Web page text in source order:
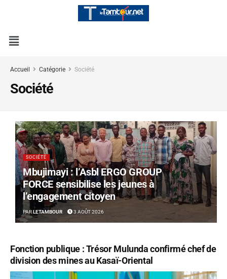
Accueil Catégorie Société
Société
SOCIÉTÉ
Mbujimayi : l’Asbl ERGO GROUP
FORCE sensibilise les jeunes à
l’engagement citoyen
PAR LETAMBOUR 3 AOÛT 2026
Fonction publique : Trésor Mulunda confirmé chef de
division des mines au Kasaï-Oriental